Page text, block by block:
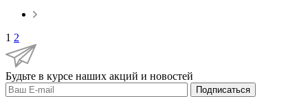
1 2
Будьте в курсе наших акций и новостей
Подписаться